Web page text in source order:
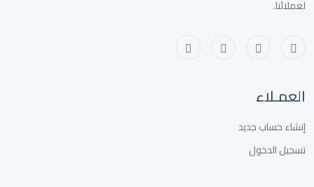
لعملائنا.
العمـلاء
إنشاء حساب جديد
تسجيل الدخول